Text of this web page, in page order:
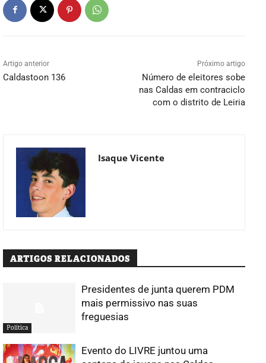
Artigo anterior
Caldastoon 136
Próximo artigo
Número de eleitores sobe
nas Caldas em contraciclo
com o distrito de Leiria
Isaque Vicente
ARTIGOS RELACIONADOS
Política
Presidentes de junta querem PDM
mais permissivo nas suas
freguesias
Evento do LIVRE juntou uma